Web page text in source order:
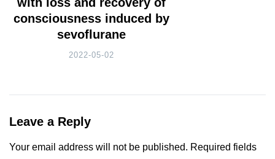
consciousness induced by
sevoflurane
2022-05-02
Leave a Reply
Your email address will not be published. Required fields